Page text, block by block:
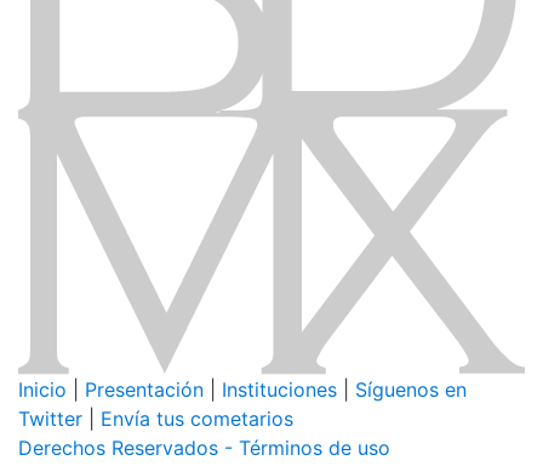
Inicio Presentación Instituciones
Síguenos en
Twitter
Envía tus cometarios
Derechos Reservados - Términos de uso